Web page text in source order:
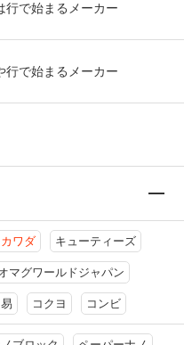
行で始まるメーカー
行で始まるメーカー
カワダ キューティーズ
マグワールドジャパン
コクヨ コンビ